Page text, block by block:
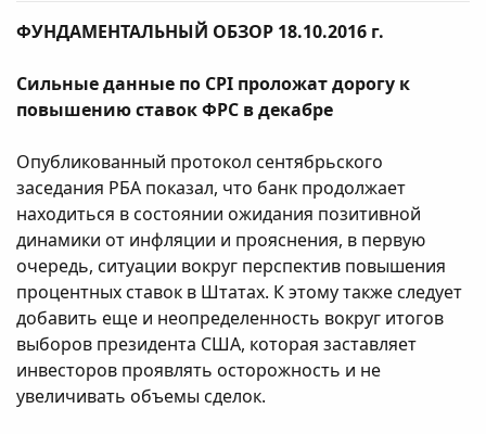
ФУНДАМЕНТАЛЬНЫЙ ОБЗОР 18.10.2016 г.
Сильные данные по CPI проложат дорогу к
повышению ставок ФРС в декабре
Опубликованный протокол сентябрьского
заседания РБА показал, что банк продолжает
находиться в состоянии ожидания позитивной
динамики от инфляции и прояснения, в первую
очередь, ситуации вокруг перспектив повышения
процентных ставок в Штатах. К этому также следует
добавить еще и неопределенность вокруг итогов
выборов президента США, которая заставляет
инвесторов проявлять осторожность и не
увеличивать объемы сделок.